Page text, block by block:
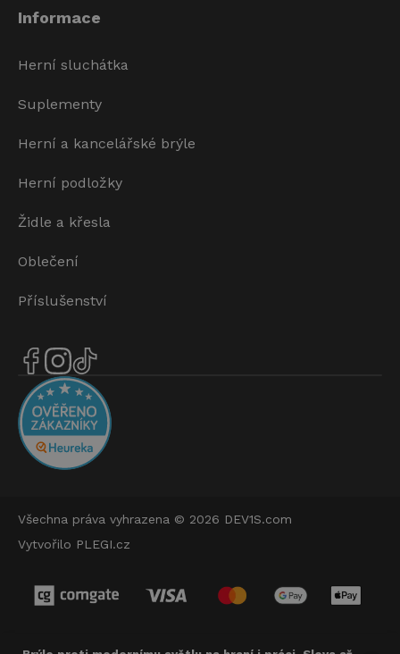
Informace
Herní sluchátka
Suplementy
Herní a kancelářské brýle
Herní podložky
Židle a křesla
Oblečení
Příslušenství
Všechna práva vyhrazena © 2026 DEV1S.com
Vytvořilo PLEGI.cz